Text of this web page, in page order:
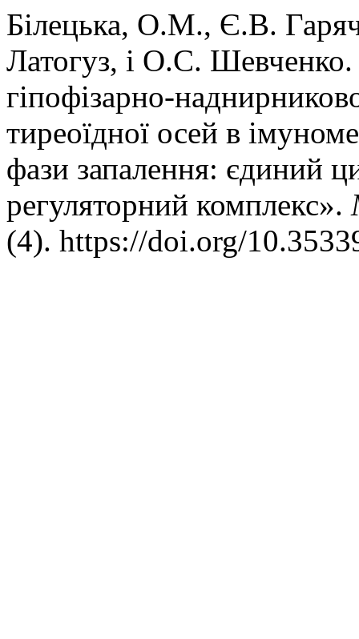
Білецька, О.М., Є.В.
Латогуз, і О.С. Шевченко.
гіпофізарно-
тиреоїдної осей в
фази запалення: єдиний
регуляторний комплекс».
(4). https://doi.org/